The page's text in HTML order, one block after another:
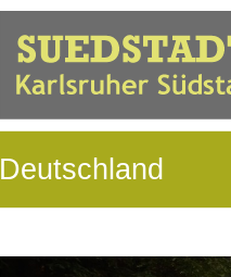
Deutschland